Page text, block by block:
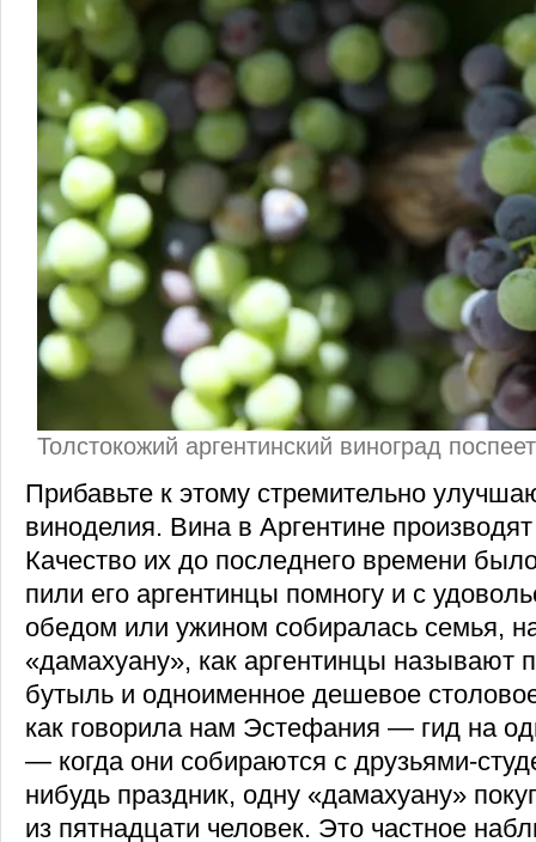
Толстокожий аргентинский виноград
Прибавьте к этому стремительно
виноделия. Вина в Аргентине
Качество их до последнего времени
пили его аргентинцы помногу и с
обедом или ужином собиралась семья,
«дамахуану», как аргентинцы называют
бутыль и одноименное дешевое
как говорила нам Эстефания — гид на
— когда они собираются с друзьями-
нибудь праздник, одну «дамахуану»
из пятнадцати человек. Это частное